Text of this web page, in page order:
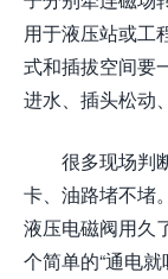
用于液压站或工
式和插拔空间要
进水、插头松动
很多现场判
卡、油路堵不堵
液压电磁阀用久
个简单的“通电就